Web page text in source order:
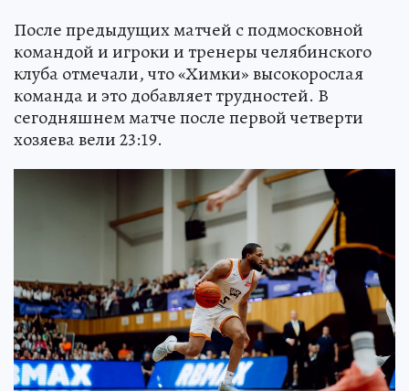
После предыдущих матчей с подмосковной
командой и игроки и тренеры челябинского
клуба отмечали, что «Химки» высокорослая
команда и это добавляет трудностей. В
сегодняшнем матче после первой четверти
хозяева вели 23:19.